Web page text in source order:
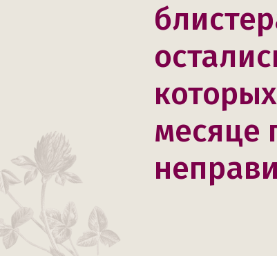
месяце